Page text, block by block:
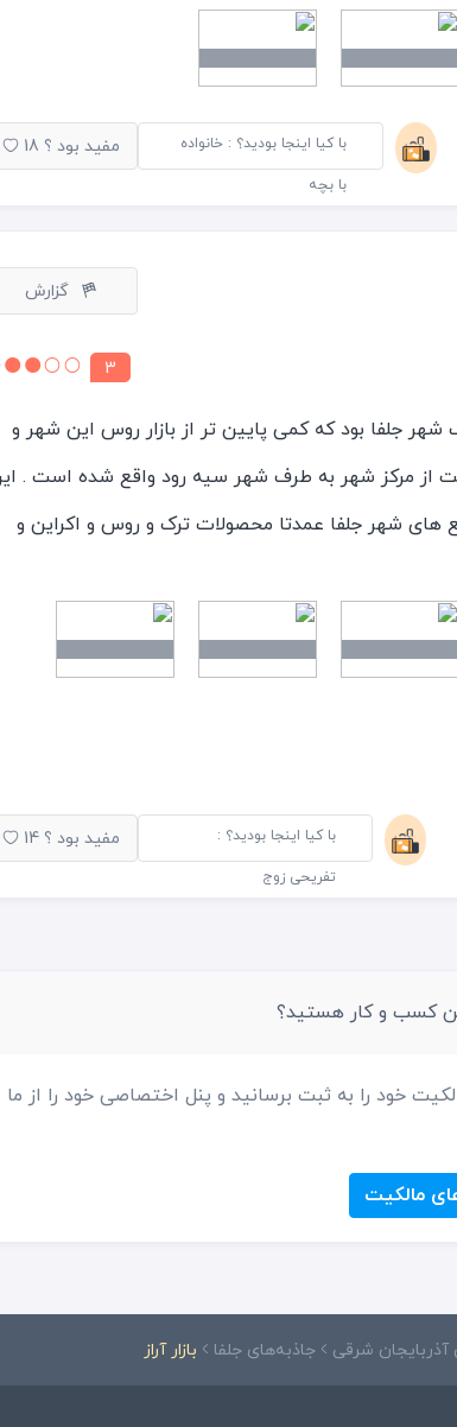
ازجمله پوشاک ، لوازم ارایشی و بهداشتی ,لوازم کمپ ،
سیتی سنتر قیمتها مناسب تر بود
با کیا اینجا بودید؟ : خانواده
با بچه
مفید بود ؟ 18
گزارش
3
شهر جلفا بود که کمی پایین تر از بازار روس این شهر و
از مرکز شهر به طرف شهر سیه رود واقع شده است .
های شهر جلفا عمدتا محصولات ترک و روس و اکراین و
بازار اونطور که به نظر میرسید انگار قبلا روباز بوده و
است. یکی از نکاتی که برام جالب بود نامگذاری
بود که حرکت جالبی از نظرم بود . طبق گفته مغازه داران
این شهر میباشند . قیمتها تقریبا همانند سایر بازارها
ولی با این همه قیمتها نسبت به تهران یا شهرهای
از منطقه ازاد ارس حتما توصیه میکنم سری به بازار
با کیا اینجا بودید؟ :
تفریحی زوج
مفید بود ؟14
کسب و کار هستید؟
خود را به ثبت برسانید و پنل اختصاصی خود را از ما
مالکیت
آذربایجان شرقی جاذبه‌های جلفا بازار آراز